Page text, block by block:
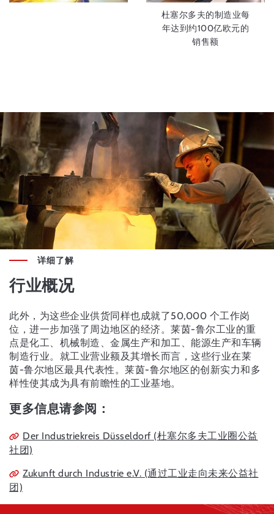
杜塞尔多夫的制造业每
年达到约100亿欧元的
销售额
详细了解
行业概况
此外，为这些企业供货同样也成就了50,000 个工作岗
位，进一步加强了周边地区的经济。莱茵-鲁尔工业的重
点是化工、机械制造、金属生产和加工、能源生产和车辆
制造行业。就工业营业额及其增长而言，这些行业在莱
茵-鲁尔地区最具代表性。莱茵-鲁尔地区的创新实力和多
样性使其成为具有前瞻性的工业基地。
更多信息请参阅：
Der Industriekreis Düsseldorf (杜塞尔多夫工业圈公益
社团)
Zukunft durch Industrie e.V. (通过工业走向未来公益社
团)